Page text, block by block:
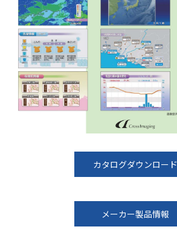
カタログダウンロード
メーカー製品情報